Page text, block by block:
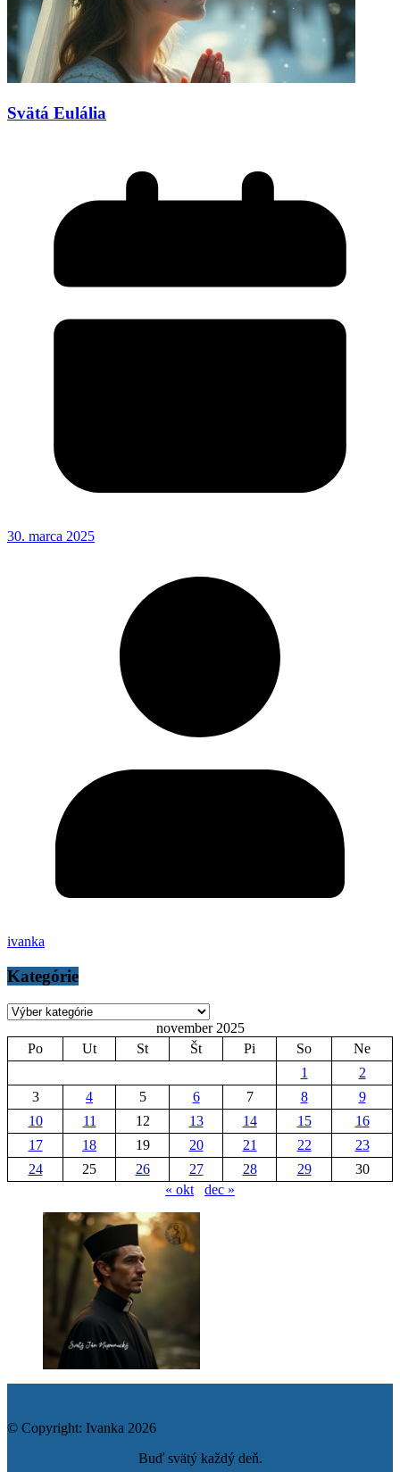
Svätá Eulália
30. marca 2025
ivanka
Kategórie
Kategórie
november 2025
Po
Ut St Št Pi So
Ne
1
2
3
4 5 6 7 8
9
10
11 12 13 14 15
16
17
18 19 20 21 22
23
24
25 26 27 28 29
30
« okt
dec »
© Copyright: Ivanka 2026
Buď svätý každý deň.